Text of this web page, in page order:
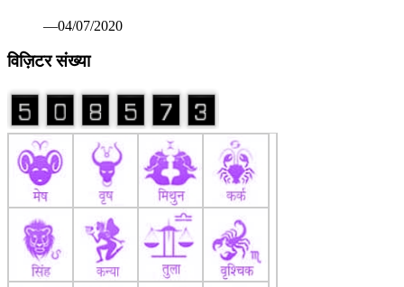
—04/07/2020
विज़िटर संख्या